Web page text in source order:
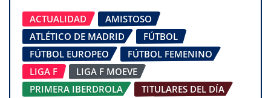
ACTUALIDAD
AMISTOSO
ATLÉTICO DE MADRID
FÚTBOL
FÚTBOL EUROPEO
FÚTBOL FEMENINO
LIGA F
LIGA F MOEVE
PRIMERA IBERDROLA
TITULARES DEL DÍA